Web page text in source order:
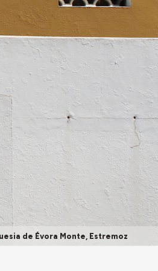
de Évora Monte, Estremoz